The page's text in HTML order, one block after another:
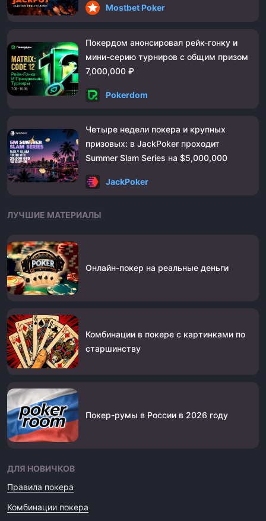
Mostbet Poker
Покердом анонсировал рейк-гонку и
мини-серию турниров с общим призом
7,000,000 ₽
Pokerdom
Четыре недели покера и крупных
призовых: в JackPoker проходит
Summer Slam Series на $5,000,000
JackPoker
ЛУЧШИЕ МАТЕРИАЛЫ
Онлайн-покер на реальные деньги
Комбинации в покере с картинками по
старшинству
Покер-румы в России в 2026 году
ДЛЯ НОВИЧКОВ
Правила покера
Комбинации покера